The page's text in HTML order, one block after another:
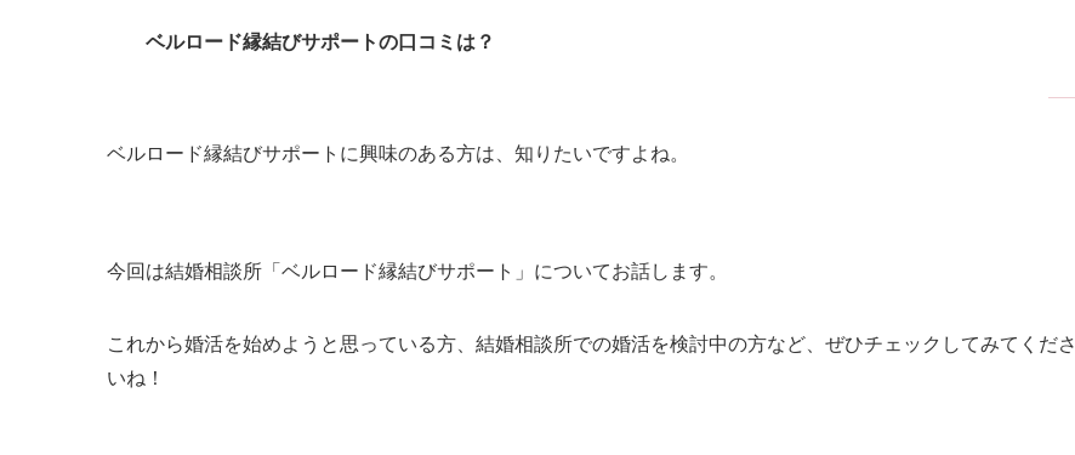
ベルロード縁結びサポートの口コミは？
ベルロード縁結びサポートに興味のある方は、知りたいですよね。
今回は結婚相談所「ベルロード縁結びサポート」についてお話します。
これから婚活を始めようと思っている方、結婚相談所での婚活を検討中の方など、ぜひチェックしてみてくださ
いね！